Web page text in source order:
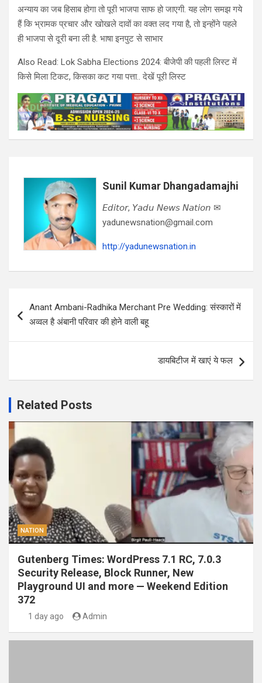
अन्याय का जब हिसाब होगा तो पूरी भाजपा साफ हो जाएगी. यह लोग समझ गये
हैं कि भ्रामक प्रचार और खोखले दावों का वक्त लद गया है, तो इन्होंने पहले
ही भाजपा से दूरी बना ली है. भाषा इनपुट से साभार
Also Read: Lok Sabha Elections 2024: बीजेपी की पहली लिस्ट में
किसे मिला टिकट, किसका कट गया पत्ता.. देखें पूरी लिस्ट
Sunil Kumar Dhangadamajhi
𝘌𝘥𝘪𝘵𝘰𝘳, 𝘠𝘢𝘥𝘶 𝘕𝘦𝘸𝘴 𝘕𝘢𝘵𝘪𝘰𝘯 ✉
yadunewsnation@gmail.com
http://yadunewsnation.in
navigation
Anant Ambani-Radhika Merchant Pre Wedding: संस्कारों में
अव्वल है अंबानी परिवार की होने वाली बहू
डायबिटीज में खाएं ये फल
Related Posts
NATION
Gutenberg Times: WordPress 7.1 RC, 7.0.3
Security Release, Block Runner, New
Playground UI and more — Weekend Edition
372
1 day ago Admin